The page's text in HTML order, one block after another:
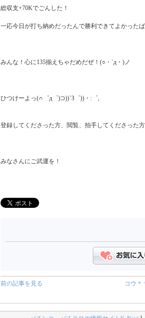
総収支+70Kでごんした！
一応今日が打ち納めだったんで勝利できてよかったば
みんな！心に135揃えちゃだめだぜ！(○・`д・)ノ
ひつけーよっ(∩゜д゜)⊃))`З゜))・:゜,
登録してくださった方、閲覧、拍手してくださった
みなさんにご武運を！
前の記事を見る コウ＊